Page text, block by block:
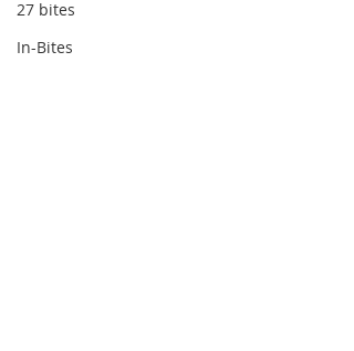
27 bites
In-Bites